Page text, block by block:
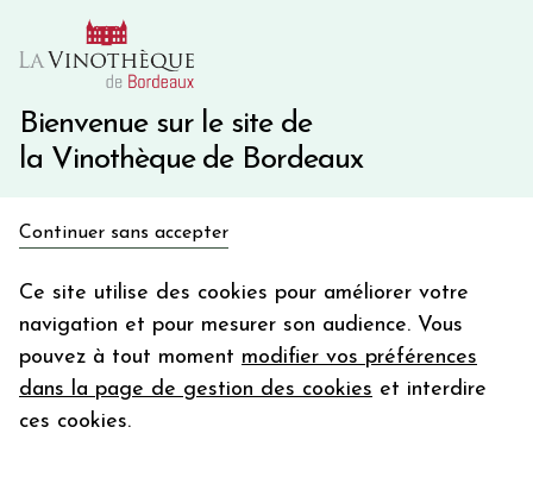
Bienvenue sur le site de
la Vinothèque de Bordeaux
Continuer sans accepter
Ce site utilise des cookies pour améliorer votre
navigation et pour mesurer son audience. Vous
pouvez à tout moment modifier vos préférences
dans la page de gestion des cookies et interdire
ces cookies.
10€ de remise immédiate sur votre première commande
Une question ?
en bon d'achat
Votre
email
En m’abonnant, j’accepte de recevoir la newsletter de la